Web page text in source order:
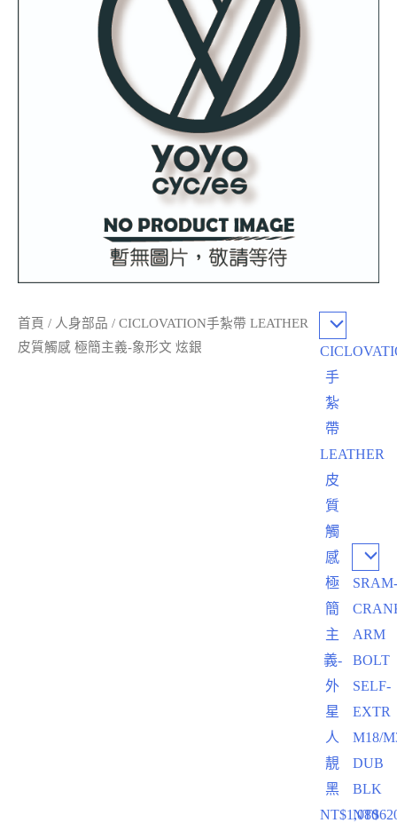
手
紮
帶
LEATHER
皮
質
觸
感
極
簡
主
義-
外
星
人
靚
黑
NT$1,080
ARM
BOLT
SELF-
EXTR
M18/
DUB
BLK
NT$
首頁 / 人身部品 / CICLOVATION手紮帶 LEATHER
皮質觸感 極簡主義-象形文 炫銀